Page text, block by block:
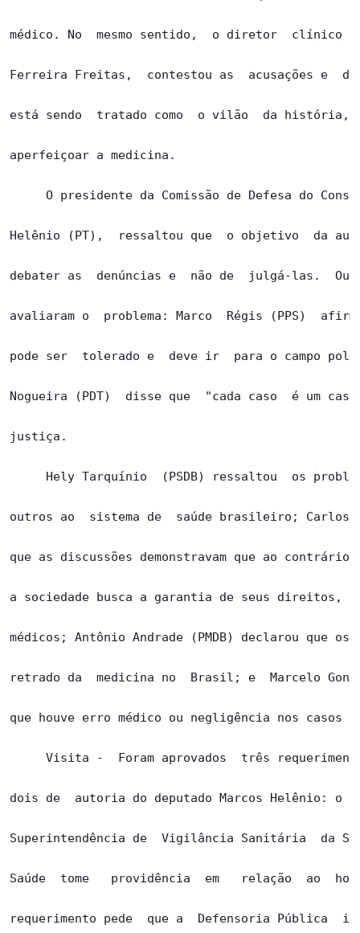
médico. No  mesmo sentido,  o diretor  clínico
Ferreira Freitas,  contestou as  acusações e
está sendo  tratado como  o vilão  da história,
aperfeiçoar a medicina.
O presidente da Comissão de Defesa do
Helênio (PT),  ressaltou que  o objetivo  da
debater as  denúncias e  não de  julgá-las.
avaliaram o  problema: Marco  Régis (PPS)
pode ser  tolerado e  deve ir  para o campo
Nogueira (PDT)  disse que  "cada caso  é um
justiça.
Hely Tarquínio  (PSDB) ressaltou  os
outros ao  sistema de  saúde brasileiro; Carlos
que as discussões demonstravam que ao contrário
a sociedade busca a garantia de seus direitos,
médicos; Antônio Andrade (PMDB) declarou que os
retrado da  medicina no  Brasil; e  Marcelo
que houve erro médico ou negligência nos casos
Visita -  Foram aprovados  três
dois de  autoria do deputado Marcos Helênio: o
Superintendência de  Vigilância Sanitária  da
Saúde  tome   providência  em   relação  ao
requerimento pede  que a  Defensoria Pública